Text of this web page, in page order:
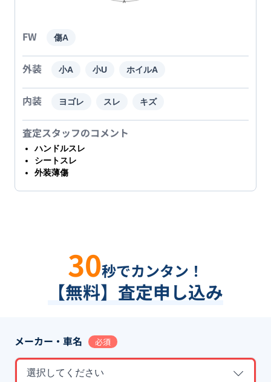
FW 傷A
外装 小A 小U ホイルA
内装 ヨゴレ スレ キズ
査定スタッフのコメント
ハンドルスレ
シートスレ
外装薄傷
30秒でカンタン！
【無料】査定申し込み
メーカー・車名 必須
選択してください